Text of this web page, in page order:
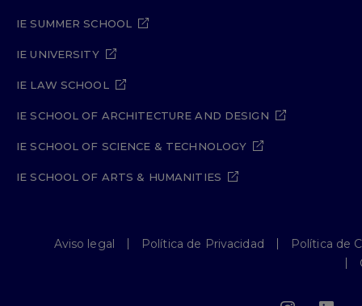
IE SUMMER SCHOOL
IE UNIVERSITY
IE LAW SCHOOL
IE SCHOOL OF ARCHITECTURE AND DESIGN
IE SCHOOL OF SCIENCE & TECHNOLOGY
IE SCHOOL OF ARTS & HUMANITIES
Aviso legal Política de Privacidad
Política de